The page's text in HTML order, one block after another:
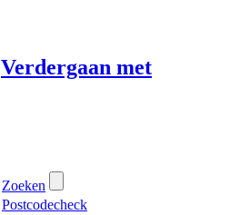
Verdergaan met
Zoeken
Postcodecheck